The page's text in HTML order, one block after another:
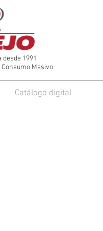
1991
Masivo
Catálogo digital